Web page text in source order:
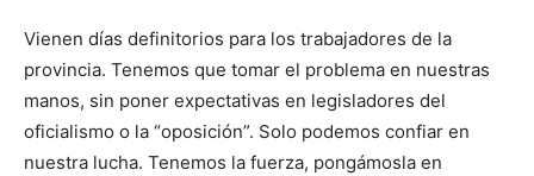
Vienen días definitorios para los trabajadores de la
provincia. Tenemos que tomar el problema en nuestras
manos, sin poner expectativas en legisladores del
oficialismo o la “oposición”. Solo podemos confiar en
nuestra lucha. Tenemos la fuerza, pongámosla en